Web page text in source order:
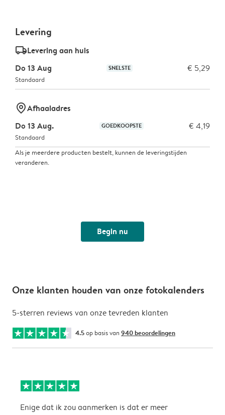
Levering
delivery_standard_v2Levering aan huis
Do 13 Aug
SNELSTE € 5,29
Standaard
marker-pinAfhaaladres
Do 13 Aug.
GOEDKOOPSTE € 4,19
Standaard
Als je meerdere producten bestelt, kunnen de leveringstijden
veranderen.
Begin nu
Onze klanten houden van onze fotokalenders
5-sterren reviews van onze tevreden klanten
4.5op basis van 940 beoordelingen
Enige dat ik zou aanmerken is dat er meer